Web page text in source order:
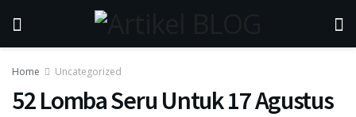
Home Uncategorized
52 Lomba Seru Untuk 17 Agustus